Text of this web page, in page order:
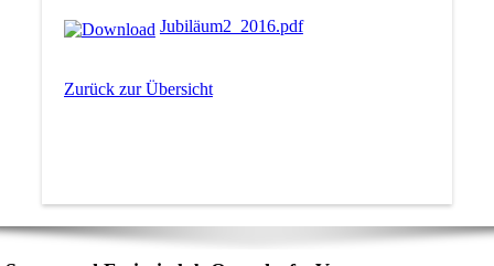
Jubiläum2_2016.pdf
Zurück zur Übersicht